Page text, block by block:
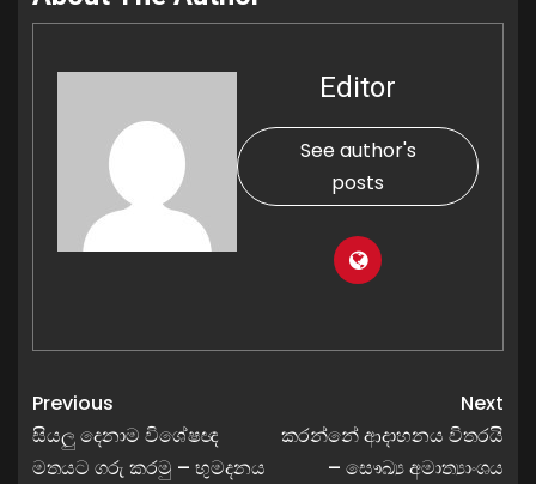
Editor
See author's
posts
Previous
සියලු දෙනාම විශේෂඥ
මතයට ගරු කරමු – භුමදනය
Next
කරන්නේ ආදාහනය විතරයි
– සෞඛ්‍ය අමාත්‍යාංශය